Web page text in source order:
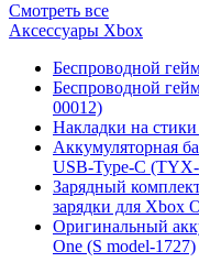
Смотреть все
Аксессуары Xbox
Беспроводной
Беспроводной
00012)
Накладки на
Аккумуляторная
USB-Type-C
Зарядный
зарядки для Xbox
Оригинальный
One (S model-1727)